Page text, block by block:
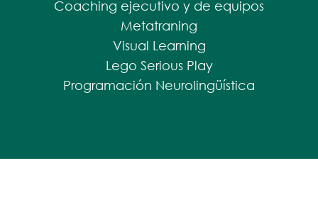
Coaching ejecutivo y de equipos
Metatraning
Visual Learning
Lego Serious Play
Programación Neurolingüística